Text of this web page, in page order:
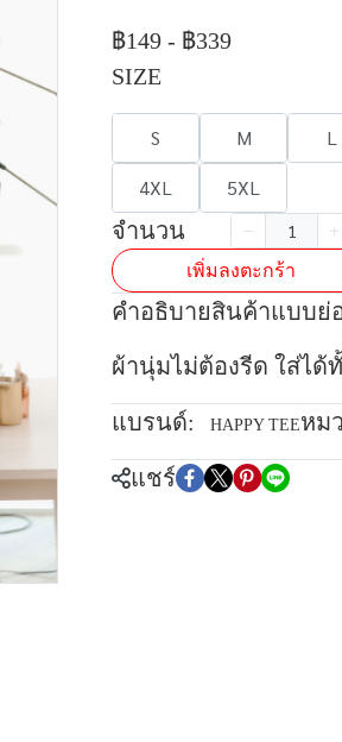
฿149 - ฿339
SIZE
S M L
4XL
5XL
จำนวน
เพิ่มลงตะกร้า
คำอธิบายสินค้าแบบย่
ผ้านุ่มไม่ต้องรีด ใส่ได้
แบรนด์: HAPPY TEEหม
แชร์